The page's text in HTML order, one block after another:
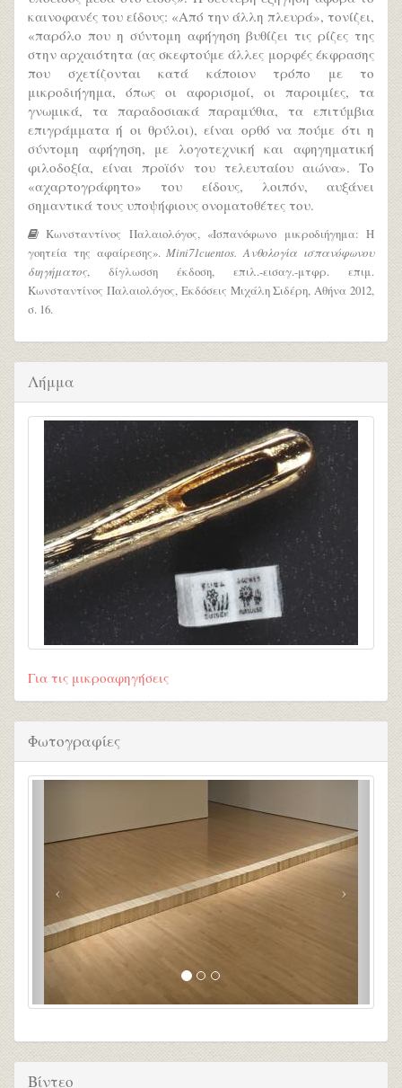
καινοφανές του είδους: «Από την άλλη πλευρά», τονίζει,
«παρόλο που η σύντομη αφήγηση βυθίζει τις ρίζες της
στην αρχαιότητα (ας σκεφτούμε άλλες μορφές έκφρασης
που σχετίζονται κατά κάποιον τρόπο με το
μικροδιήγημα, όπως οι αφορισμοί, οι παροιμίες, τα
γνωμικά, τα παραδοσιακά παραμύθια, τα επιτύμβια
επιγράμματα ή οι θρύλοι), είναι ορθό να πούμε ότι η
σύντομη αφήγηση, με λογοτεχνική και αφηγηματική
φιλοδοξία, είναι προϊόν του τελευταίου αιώνα». Το
«αχαρτογράφητο» του είδους, λοιπόν, αυξάνει
σημαντικά τους υποψήφιους ονοματοθέτες του.
Κωνσταντίνος Παλαιολόγος, «Ισπανόφωνο μικροδιήγημα: Η
γοητεία της αφαίρεσης».Mini71cuentos. Ανθολογία ισπανόφωνου
διηγήματος, δίγλωσση έκδοση, επιλ.-εισαγ.-μτφρ. επιμ.
Κωνσταντίνος Παλαιολόγος, Εκδόσεις Μιχάλη Σιδέρη, Αθήνα 2012,
σ. 16.
Λήμμα
Για τις μικροαφηγήσεις
Φωτογραφίες
Βίντεο